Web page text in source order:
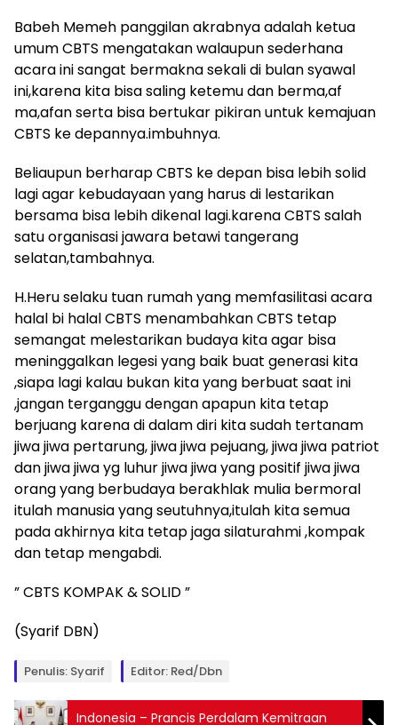
Babeh Memeh panggilan akrabnya adalah ketua
umum CBTS mengatakan walaupun sederhana
acara ini sangat bermakna sekali di bulan syawal
ini,karena kita bisa saling ketemu dan berma,af
ma,afan serta bisa bertukar pikiran untuk kemajuan
CBTS ke depannya.imbuhnya.
Beliaupun berharap CBTS ke depan bisa lebih solid
lagi agar kebudayaan yang harus di lestarikan
bersama bisa lebih dikenal lagi.karena CBTS salah
satu organisasi jawara betawi tangerang
selatan,tambahnya.
H.Heru selaku tuan rumah yang memfasilitasi acara
halal bi halal CBTS menambahkan CBTS tetap
semangat melestarikan budaya kita agar bisa
meninggalkan legesi yang baik buat generasi kita
,siapa lagi kalau bukan kita yang berbuat saat ini
,jangan terganggu dengan apapun kita tetap
berjuang karena di dalam diri kita sudah tertanam
jiwa jiwa pertarung, jiwa jiwa pejuang, jiwa jiwa patriot
dan jiwa jiwa yg luhur jiwa jiwa yang positif jiwa jiwa
orang yang berbudaya berakhlak mulia bermoral
itulah manusia yang seutuhnya,itulah kita semua
pada akhirnya kita tetap jaga silaturahmi ,kompak
dan tetap mengabdi.
” CBTS KOMPAK & SOLID ”
(Syarif DBN)
Penulis: Syarif Editor: Red/Dbn
Indonesia – Prancis Perdalam Kemitraan